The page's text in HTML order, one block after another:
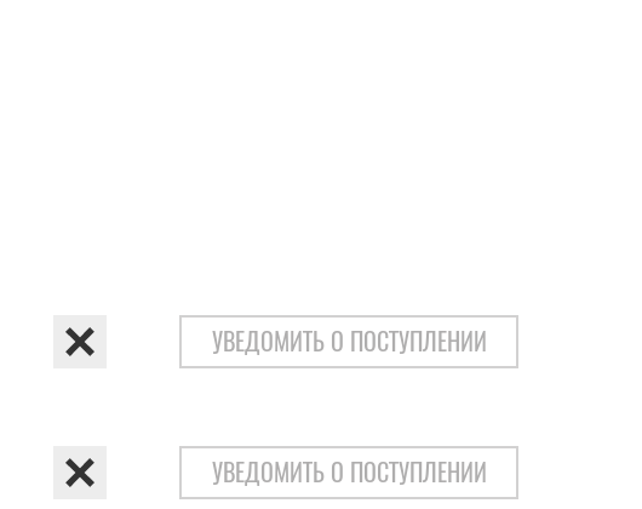
УВЕДОМИТЬ О ПОСТУПЛЕНИИ
УВЕДОМИТЬ О ПОСТУПЛЕНИИ